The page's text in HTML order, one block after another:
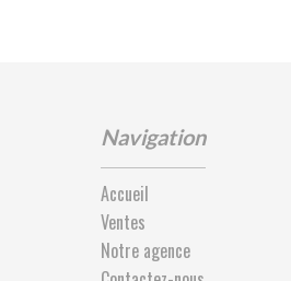
Navigation
Accueil
Ventes
Notre agence